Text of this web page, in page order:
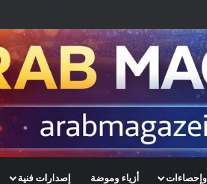
وإحصاءات أزياء وموضة إصدارات فنية